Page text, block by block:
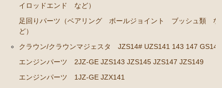
ステアリングパーツ（ピットマンアーム アイドラー
アーム タイロッドエンド など）
シュ類 など）
GS141
イロッドエンド など）
足回りパーツ（ベアリング ボールジョイント ブッシュ類 な
ど）
クラウン/クラウンマジェスタ JZS14# UZS141 143 147 GS141
エンジンパーツ 2JZ-GE JZS143 JZS145 JZS147 JZS149
エンジンパーツ 1JZ-GE JZX141